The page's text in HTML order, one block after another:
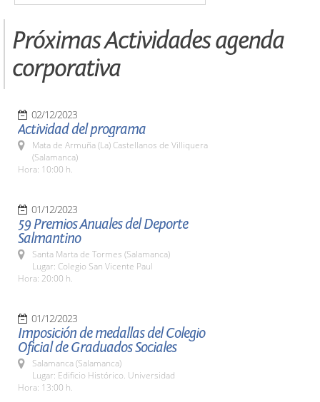
Próximas Actividades agenda
corporativa
02/12/2023
Actividad del programa
Mata de Armuña (La) Castellanos de Villiquera
(Salamanca)
Hora: 10:00 h.
01/12/2023
59 Premios Anuales del Deporte
Salmantino
Santa Marta de Tormes (Salamanca)
Lugar: Colegio San Vicente Paul
Hora: 20:00 h.
01/12/2023
Imposición de medallas del Colegio
Oficial de Graduados Sociales
Salamanca (Salamanca)
Lugar: Edificio Histórico. Universidad
Hora: 13:00 h.